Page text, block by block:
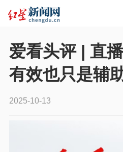
爱看头评 | 直
有效也只是辅
2025-10-13